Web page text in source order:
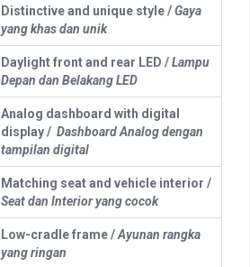
Distinctive and unique style /Gaya
yang khas dan unik
Daylight front and rear LED /Lampu
Depan dan Belakang LED
Analog dashboard with digital
display / Dashboard Analog dengan
tampilan digital
Matching seat and vehicle interior /
Seat dan Interior yang cocok
Low-cradle frame /Ayunan rangka
yang ringan